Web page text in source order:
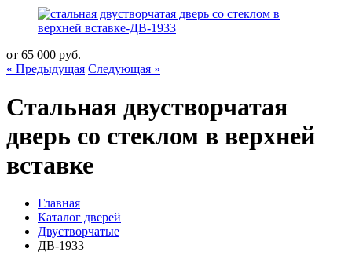
от 65 000 руб.
« Предыдущая Следующая »
Стальная двустворчатая
дверь со стеклом в верхней
вставке
Главная
Каталог дверей
Двустворчатые
ДВ-1933